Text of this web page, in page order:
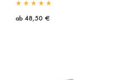
ab 48,50 €